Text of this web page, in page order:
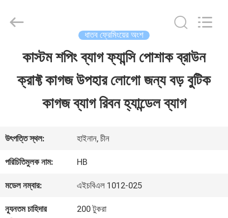
আমাদের
সম্পর্কে
কারখানা
ধাতব ফ্রেমিংয়ের অংশ
কাস্টম শপিং ব্যাগ ফ্যান্সি পোশাক ব্রাউন
ক্রাফ্ট কাগজ উপহার লোগো জন্য বড় বুটিক
কাগজ ব্যাগ রিবন হ্যান্ডেল ব্যাগ
উৎপত্তি স্থল: হাইনান, চীন
পরিচিতিমুলক নাম: HB
মডেল নম্বার: এইচবিএল 1012-025
ন্যূনতম চাহিদার
200 টুকরা